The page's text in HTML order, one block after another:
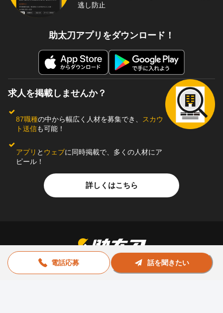
電話応募 話を聞きたい
逃し防止
助太刀アプリをダウンロード！
求人を掲載しませんか？
87職種の中から幅広く人材を募集でき、
スカウ
ト送信も可能！
アプリ と ウェブに同時掲載で、多くの人材にア
ピール！
詳しくはこちら